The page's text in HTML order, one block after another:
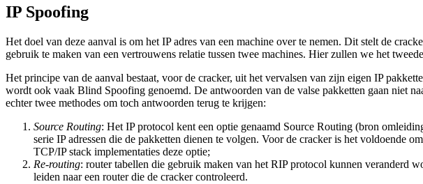
IP Spoofing
Het doel van deze aanval is om het IP adres van een machine over te nemen. Dit stelt de
gebruik te maken van een vertrouwens relatie tussen twee machines. Hier zullen we het
Het principe van de aanval bestaat, voor de cracker, uit het vervalsen van zijn eigen IP
wordt ook vaak Blind Spoofing genoemd. De antwoorden van de valse pakketten gaan niet
echter twee methodes om toch antwoorden terug te krijgen:
Source Routing: Het IP protocol kent een optie genaamd Source Routing (bron
serie IP adressen die de pakketten dienen te volgen. Voor de cracker is het voldoende
TCP/IP stack implementaties deze optie;
Re-routing: router tabellen die gebruik maken van het RIP protocol kunnen veranderd
leiden naar een router die de cracker controleerd.